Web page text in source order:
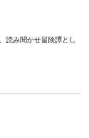
読み聞かせ冒険譚とし